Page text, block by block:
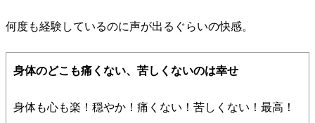
何度も経験しているのに声が出るぐらいの快感。
身体のどこも痛くない、苦しくないのは幸せ
身体も心も楽！穏やか！痛くない！苦しくない！最高！